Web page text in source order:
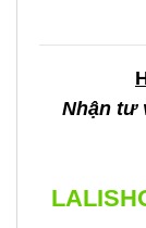
Nhận tư